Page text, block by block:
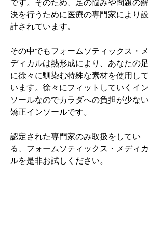
です。そのため、足の悩みや問題の解
決を行うために医療の専門家により設
計されています。
その中でもフォームソティックス・メ
ディカルは熱形成により、あなたの足
に徐々に馴染む特殊な素材を使用して
います。徐々にフィットしていくイン
ソールなのでカラダへの負担が少ない
矯正インソールです。
認定された専門家のみ取扱をしてい
る、フォームソティックス・メディカ
ルを是非お試しください。